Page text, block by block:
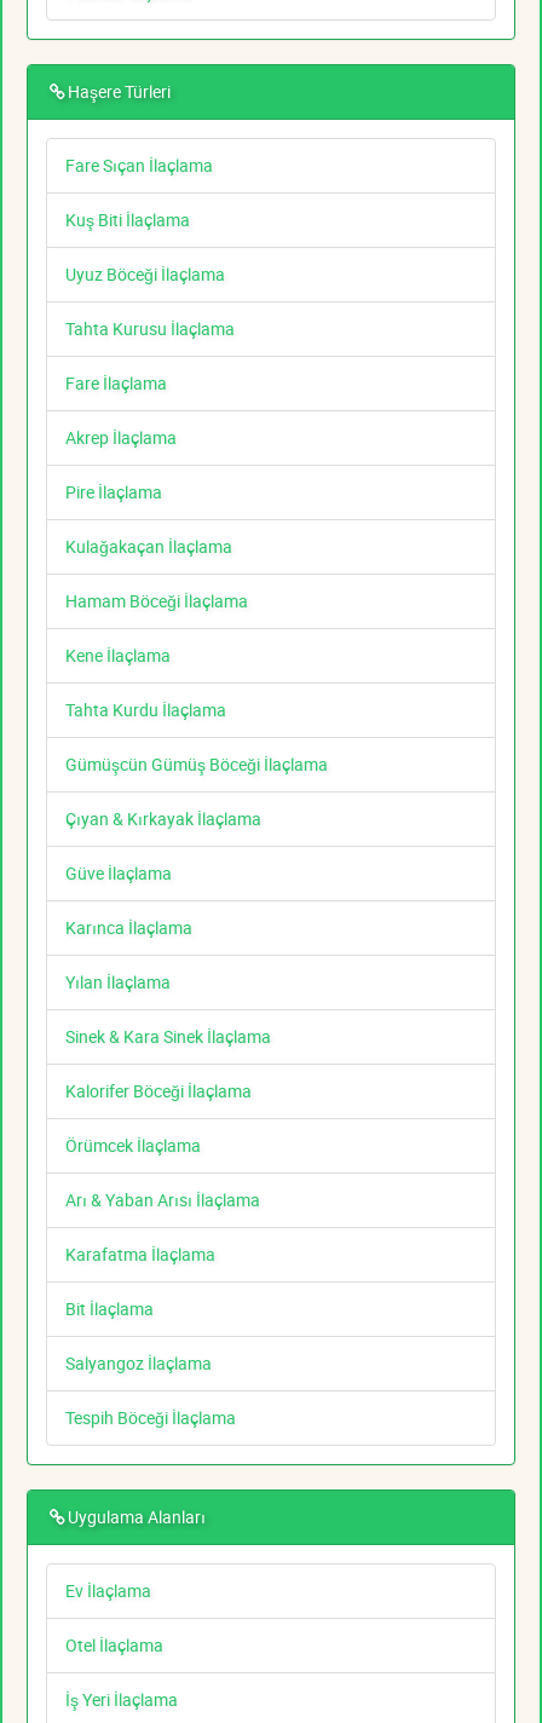
Haşere Türleri
Fare Sıçan İlaçlama
Kuş Biti İlaçlama
Uyuz Böceği İlaçlama
Tahta Kurusu İlaçlama
Fare İlaçlama
Akrep İlaçlama
Pire İlaçlama
Kulağakaçan İlaçlama
Hamam Böceği İlaçlama
Kene İlaçlama
Tahta Kurdu İlaçlama
Gümüşcün Gümüş Böceği İlaçlama
Çıyan & Kırkayak İlaçlama
Güve İlaçlama
Karınca İlaçlama
Yılan İlaçlama
Sinek & Kara Sinek İlaçlama
Kalorifer Böceği İlaçlama
Örümcek İlaçlama
Arı & Yaban Arısı İlaçlama
Karafatma İlaçlama
Bit İlaçlama
Salyangoz İlaçlama
Tespih Böceği İlaçlama
Uygulama Alanları
Ev İlaçlama
Otel İlaçlama
İş Yeri İlaçlama